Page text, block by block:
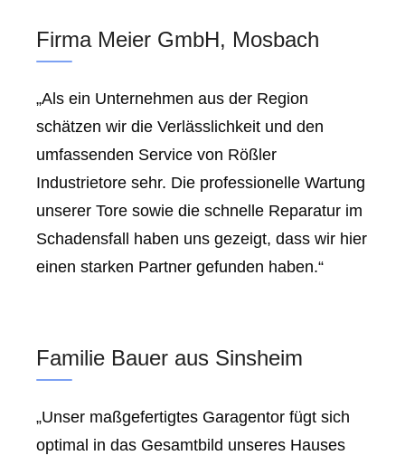
Firma Meier GmbH, Mosbach
„Als ein Unternehmen aus der Region
schätzen wir die Verlässlichkeit und den
umfassenden Service von Rößler
Industrietore sehr. Die professionelle Wartung
unserer Tore sowie die schnelle Reparatur im
Schadensfall haben uns gezeigt, dass wir hier
einen starken Partner gefunden haben.“
Familie Bauer aus Sinsheim
„Unser maßgefertigtes Garagentor fügt sich
optimal in das Gesamtbild unseres Hauses